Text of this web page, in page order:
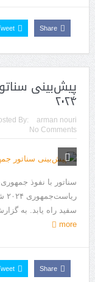
Share
پیش‌بینی
۲۰۲۴
By: arman nouri
No Comments
سناتور با نفوذ
سفید راه یابد. به
more
Share